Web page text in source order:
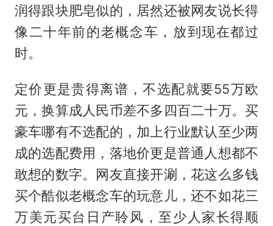
润得跟块肥皂似的，居然还被网友说长得
像二十年前的老概念车，放到现在都过
时。
定价更是贵得离谱，不选配就要55万欧
元，换算成人民币差不多四百二十万。买
豪车哪有不选配的，加上行业默认至少两
成的选配费用，落地价更是普通人想都不
敢想的数字。网友直接开涮，花这么多钱
买个酷似老概念车的玩意儿，还不如花三
万美元买台日产聆风，至少人家长得顺